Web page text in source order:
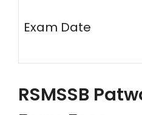
Exam Date
RSMSSB